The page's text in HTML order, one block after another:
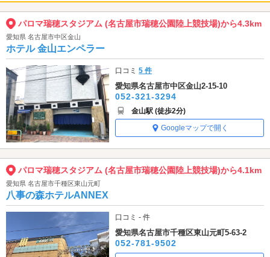
パロマ瑞穂スタジアム (名古屋市瑞穂公園陸上競技場)から4.3km
愛知県 名古屋市中区金山
ホテル 金山エンペラー
口コミ5 件
愛知県名古屋市中区金山2-15-10
052-321-3294
金山駅 (徒歩2分)
Googleマップで開く
パロマ瑞穂スタジアム (名古屋市瑞穂公園陸上競技場)から4.1km
愛知県 名古屋市千種区東山元町
八事の森ホテルANNEX
口コミ - 件
愛知県名古屋市千種区東山元町5-63-2
052-781-9502